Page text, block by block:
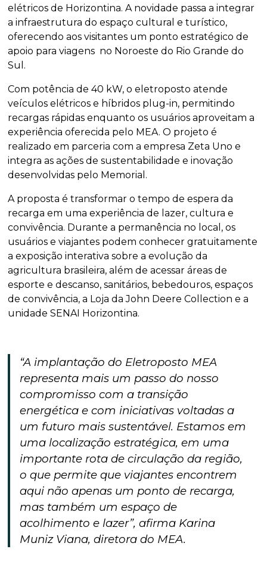
elétricos de Horizontina. A novidade passa a integrar
a infraestrutura do espaço cultural e turístico,
oferecendo aos visitantes um ponto estratégico de
apoio para viagens no Noroeste do Rio Grande do
Sul.
Com potência de 40 kW, o eletroposto atende
veículos elétricos e híbridos plug-in, permitindo
recargas rápidas enquanto os usuários aproveitam a
experiência oferecida pelo MEA. O projeto é
realizado em parceria com a empresa Zeta Uno e
integra as ações de sustentabilidade e inovação
desenvolvidas pelo Memorial.
A proposta é transformar o tempo de espera da
recarga em uma experiência de lazer, cultura e
convivência. Durante a permanência no local, os
usuários e viajantes podem conhecer gratuitamente
a exposição interativa sobre a evolução da
agricultura brasileira, além de acessar áreas de
esporte e descanso, sanitários, bebedouros, espaços
de convivência, a Loja da John Deere Collection e a
unidade SENAI Horizontina.
“A implantação do Eletroposto MEA
representa mais um passo do nosso
compromisso com a transição
energética e com iniciativas voltadas a
um futuro mais sustentável. Estamos em
uma localização estratégica, em uma
importante rota de circulação da região,
o que permite que viajantes encontrem
aqui não apenas um ponto de recarga,
mas também um espaço de
acolhimento e lazer”, afirma Karina
Muniz Viana, diretora do MEA.